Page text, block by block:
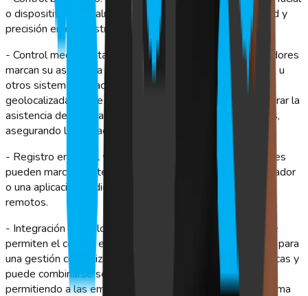
o dispositivos de palma para garantizar máxima seguridad y
precisión en el registro de ingreso y salida.
- Control mediante tarjetas o credenciales: Los colaboradores
marcan su asistencia utilizando tarjetas magnéticas, RFID u
otros sistemas de acceso personalizado. - Marcación
geolocalizada desde dispositivos móviles: Permite registrar la
asistencia desde cualquier lugar a través de smartphones,
asegurando la validación del punto exacto de marcación.
- Registro en portal web o aplicaciones: Los colaboradores
pueden marcar asistencia directamente desde el computador
o una aplicación dedicada, ideal para equipos híbridos o
remotos.
- Integración con relojes o terminales físicos: Equipos que
permiten el control en terreno, conectándose con la nube para
una gestión centralizada. Cada sistema tiene ventajas únicas y
puede combinarse según los requerimientos del negocio,
permitiendo a las empresas gestionar la asistencia de forma